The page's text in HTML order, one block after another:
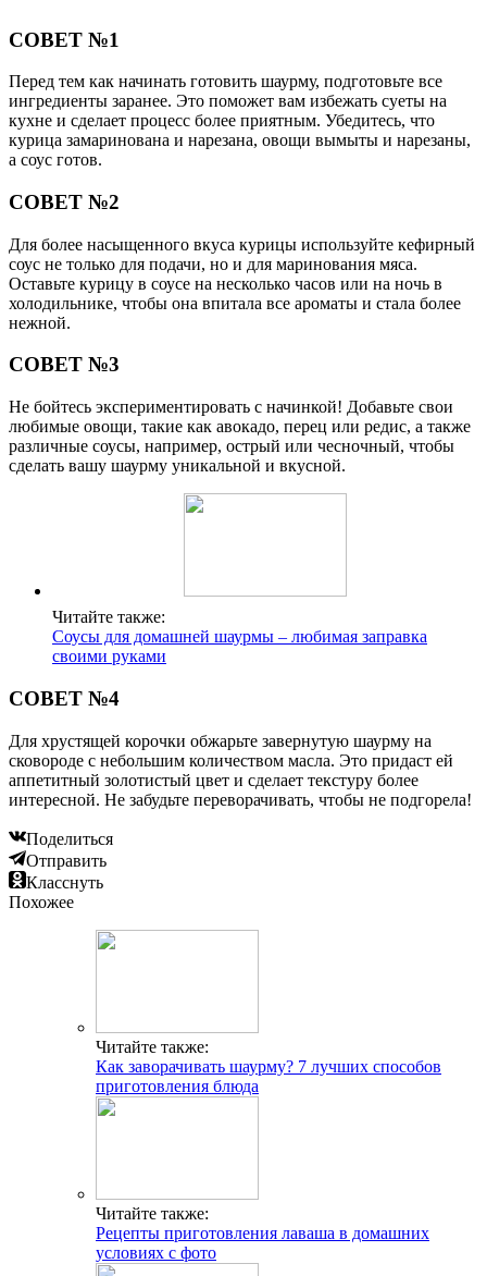
СОВЕТ №1
Перед тем как начинать готовить шаурму, подготовьте все
ингредиенты заранее. Это поможет вам избежать суеты на
кухне и сделает процесс более приятным. Убедитесь, что
курица замаринована и нарезана, овощи вымыты и нарезаны,
а соус готов.
СОВЕТ №2
Для более насыщенного вкуса курицы используйте кефирный
соус не только для подачи, но и для маринования мяса.
Оставьте курицу в соусе на несколько часов или на ночь в
холодильнике, чтобы она впитала все ароматы и стала более
нежной.
СОВЕТ №3
Не бойтесь экспериментировать с начинкой! Добавьте свои
любимые овощи, такие как авокадо, перец или редис, а также
различные соусы, например, острый или чесночный, чтобы
сделать вашу шаурму уникальной и вкусной.
Читайте также:
Соусы для домашней шаурмы – любимая заправка
своими руками
СОВЕТ №4
Для хрустящей корочки обжарьте завернутую шаурму на
сковороде с небольшим количеством масла. Это придаст ей
аппетитный золотистый цвет и сделает текстуру более
интересной. Не забудьте переворачивать, чтобы не подгорела!
Поделиться
Отправить
Класснуть
Похожее
Читайте также:
Как заворачивать шаурму? 7 лучших способов
приготовления блюда
Читайте также:
Рецепты приготовления лаваша в домашних
условиях с фото